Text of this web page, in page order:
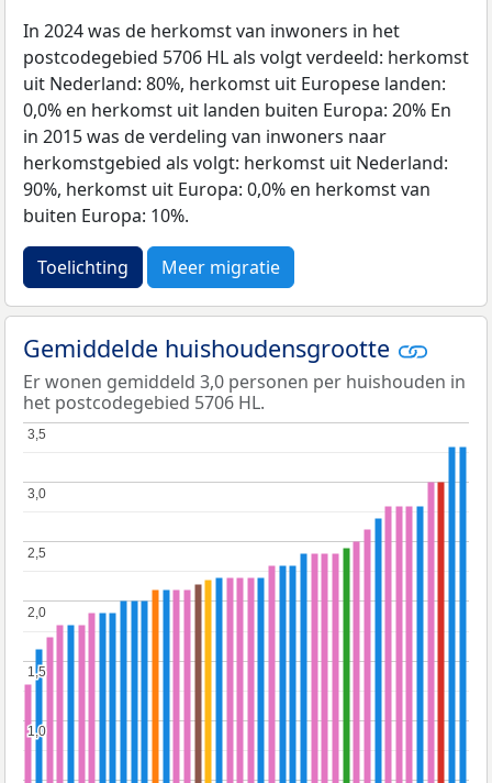
In 2024 was de herkomst van inwoners in het
postcodegebied 5706 HL als volgt verdeeld: herkomst
uit Nederland: 80%, herkomst uit Europese landen:
0,0% en herkomst uit landen buiten Europa: 20% En
in 2015 was de verdeling van inwoners naar
herkomstgebied als volgt: herkomst uit Nederland:
90%, herkomst uit Europa: 0,0% en herkomst van
buiten Europa: 10%.
Toelichting Meer migratie
Gemiddelde huishoudensgrootte
Er wonen gemiddeld 3,0 personen per huishouden in
het postcodegebied 5706 HL.
1,0
1,0
1,5
1,5
2,0
2,0
2,5
2,5
3,0
3,0
3,5
3,5